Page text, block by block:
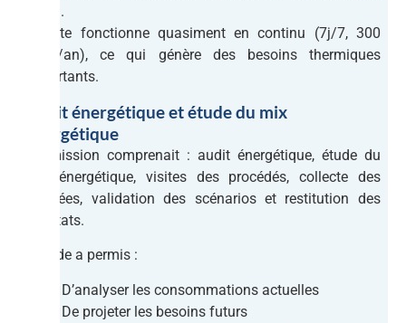
raisin.
Le site fonctionne quasiment en continu (7j/7, 300
jours/an), ce qui génère des besoins thermiques
importants.
Audit énergétique et étude du mix
énergétique
La mission comprenait : audit énergétique, étude du
mix énergétique, visites des procédés, collecte des
données, validation des scénarios et restitution des
résultats.
L’étude a permis :
D’analyser les consommations actuelles
De projeter les besoins futurs